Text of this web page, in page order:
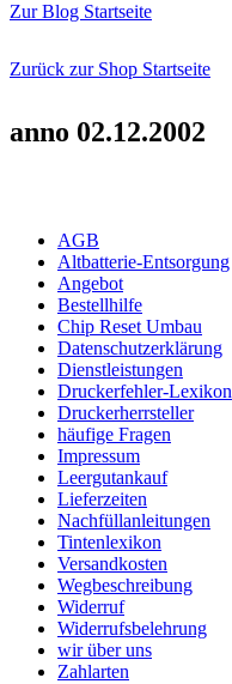
Zur Blog Startseite
Zurück zur Shop Startseite
anno 02.12.2002
AGB
Altbatterie-Entsorgung
Angebot
Bestellhilfe
Chip Reset Umbau
Datenschutzerklärung
Dienstleistungen
Druckerfehler-Lexikon
Druckerherrsteller
häufige Fragen
Impressum
Leergutankauf
Lieferzeiten
Nachfüllanleitungen
Tintenlexikon
Versandkosten
Wegbeschreibung
Widerruf
Widerrufsbelehrung
wir über uns
Zahlarten